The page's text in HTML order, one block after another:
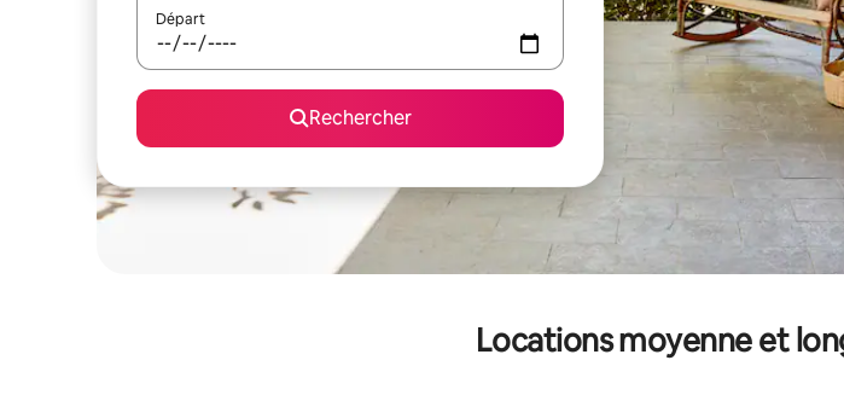
Départ
Rechercher
Locations moyenne et